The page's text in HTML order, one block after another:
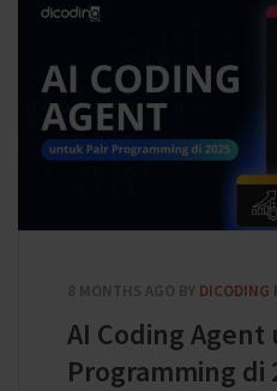
8 MONTHS AGO BY DICODING
AI Coding
Programming di